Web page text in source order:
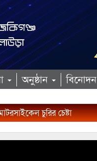
অনুষ্ঠান বিনোদন
চুরির চেষ্টা